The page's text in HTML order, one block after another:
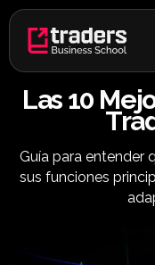
contenido
Las 10
Guía para entender
sus funciones